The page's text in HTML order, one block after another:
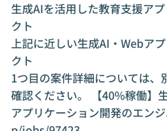
生成AIを活用した教育支援ア
クト
上記に近しい生成AI・Webア
クト
1つ目の案件詳細については
確認ください。 【40%稼働】
アプリケーション開発のエン